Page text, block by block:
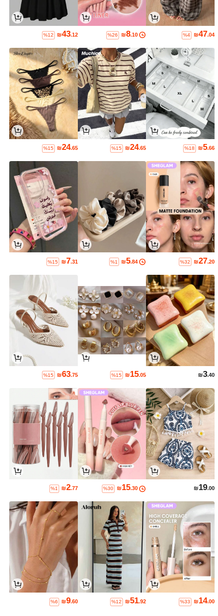
₪47.04
%4
₪8.10
%26
₪43.12
%12
₪5.66
%18
₪24.65
%15
₪24.65
%15
₪27.20
%32
₪5.84
%1
₪7.31
%15
₪3.40
₪15.05
%15
₪63.75
%15
₪19.00
₪15.30
%30
₪2.77
%1
₪14.00
%33
₪51.92
%12
₪9.60
%6